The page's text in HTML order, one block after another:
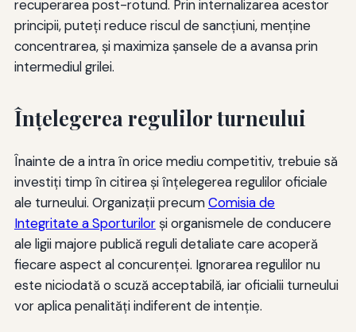
recuperarea post-rotund. Prin internalizarea acestor
principii, puteți reduce riscul de sancțiuni, menține
concentrarea, și maximiza șansele de a avansa prin
intermediul grilei.
Înțelegerea regulilor turneului
Înainte de a intra în orice mediu competitiv, trebuie să
investiţi timp în citirea şi înţelegerea regulilor oficiale
ale turneului. Organizaţii precumComisia de
Integritate a Sporturilorşi organismele de conducere
ale ligii majore publică reguli detaliate care acoperă
fiecare aspect al concurenţei. Ignorarea regulilor nu
este niciodată o scuză acceptabilă, iar oficialii turneului
vor aplica penalităţi indiferent de intenţie.